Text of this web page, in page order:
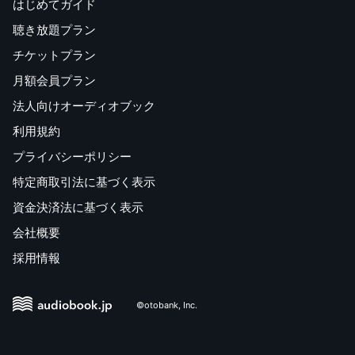
はじめてガイド
聴き放題プラン
チケットプラン
月額会員プラン
法人向けオーディオブック
利用規約
プライバシーポリシー
特定商取引法に基づく表示
資金決済法に基づく表示
会社概要
採用情報
©otobank, Inc.